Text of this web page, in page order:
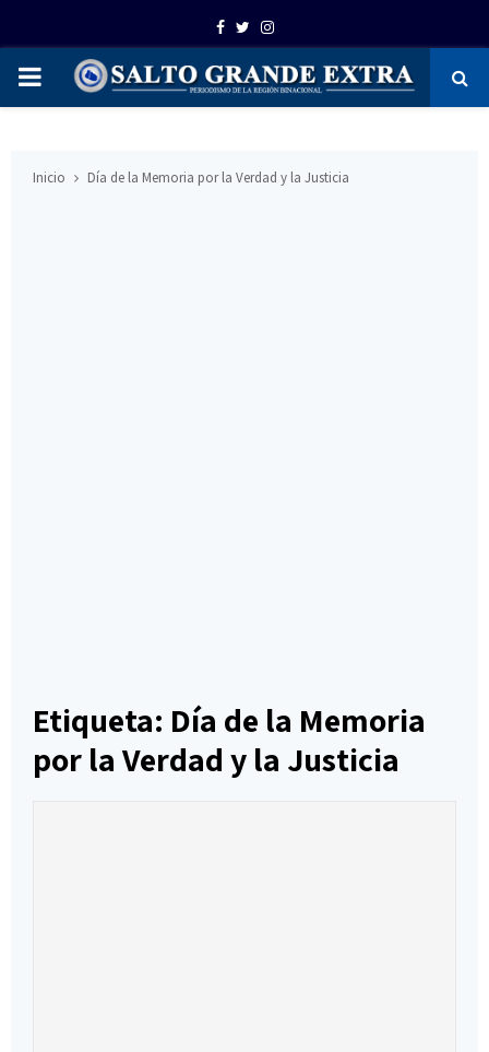
Facebook
TwitterInstagram
PRIMARY
Inicio Día de la Memoria por la Verdad y la Justicia
Etiqueta: Día de la Memoria
por la Verdad y la Justicia